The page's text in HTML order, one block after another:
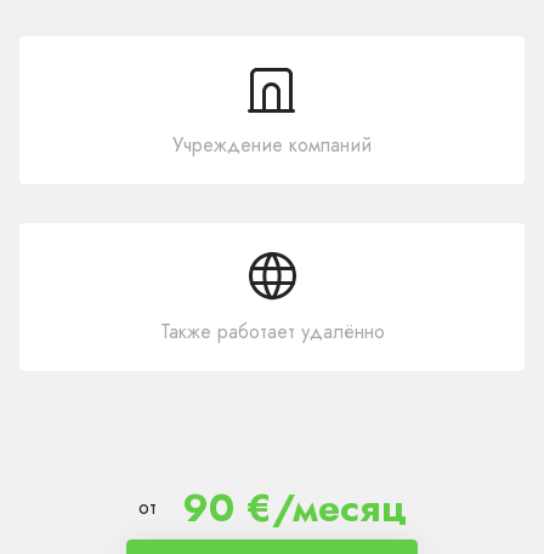
Учреждение компаний
Также работает удалённо
от 90 €/месяц